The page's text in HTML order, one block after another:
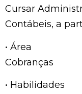
Cursar
Contábeis, a
• Área
Cobranças
• Habilidades